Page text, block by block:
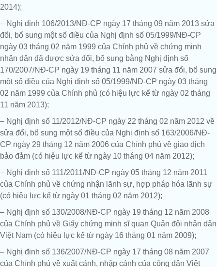
2014);
– Nghị định 106/2013/NĐ-CP ngày 17 tháng 09 năm 2013 sửa
đổi, bổ sung một số điều của Nghị định số 05/1999/NĐ-CP
ngày 03 tháng 02 năm 1999 của Chính phủ về chứng minh
nhân dân đã được sửa đổi, bổ sung bằng Nghị định số
170/2007/NĐ-CP ngày 19 tháng 11 năm 2007 sửa đổi, bổ sung
một số điều của Nghị định số 05/1999/NĐ-CP ngày 03 tháng
02 năm 1999 của Chính phủ (có hiệu lực kể từ ngày 02 tháng
11 năm 2013);
– Nghị định số 11/2012/NĐ-CP ngày 22 tháng 02 năm 2012 về
sửa đổi, bổ sung một số điều của Nghị định số 163/2006/NĐ-
CP ngày 29 tháng 12 năm 2006 của Chính phủ về giao dịch
bảo đảm (có hiệu lực kể từ ngày 10 tháng 04 năm 2012);
– Nghị định số 111/2011/NĐ-CP ngày 05 tháng 12 năm 2011
của Chính phủ về chứng nhận lãnh sự, hợp pháp hóa lãnh sự
(có hiệu lực kể từ ngày 01 tháng 02 năm 2012);
– Nghị định số 130/2008/NĐ-CP ngày 19 tháng 12 năm 2008
của Chính phủ về Giấy chứng minh sĩ quan Quân đội nhân dân
Việt Nam (có hiệu lực kể từ ngày 16 tháng 01 năm 2009);
– Nghị định số 136/2007/NĐ-CP ngày 17 tháng 08 năm 2007
của Chính phủ về xuất cảnh, nhập cảnh của công dân Việt